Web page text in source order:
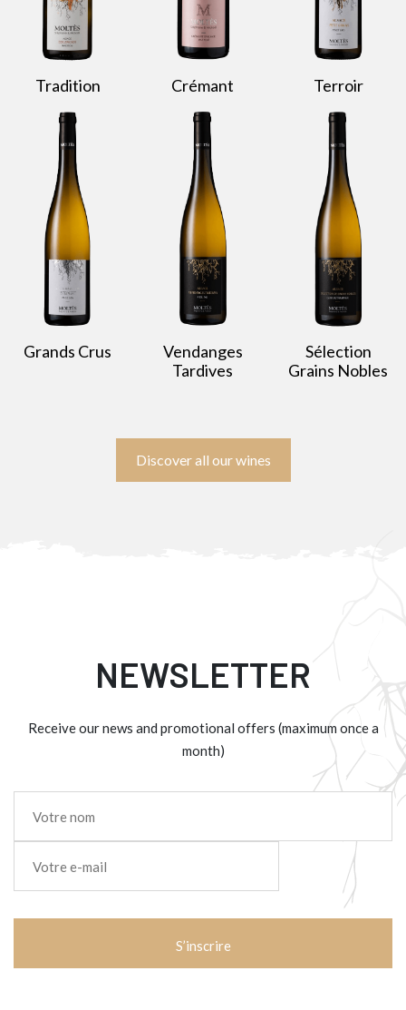
Tradition Crémant Terroir
Grands Crus
Vendanges
Tardives
Sélection
Grains Nobles
Discover all our wines
NEWSLETTER
Receive our news and promotional offers (maximum once a
month)
mail *